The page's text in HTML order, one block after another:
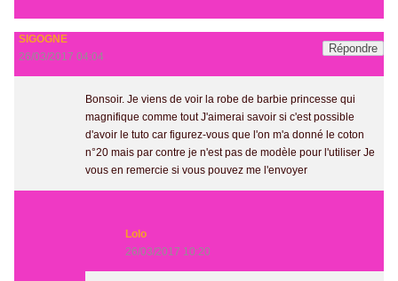
SIGOGNE
26/03/2017 04:04
Répondre
Bonsoir. Je viens de voir la robe de barbie princesse qui
magnifique comme tout J'aimerai savoir si c'est possible
d'avoir le tuto car figurez-vous que l'on m'a donné le coton
n°20 mais par contre je n'est pas de modèle pour l'utiliser Je
vous en remercie si vous pouvez me l'envoyer
Lolo
26/03/2017 10:20